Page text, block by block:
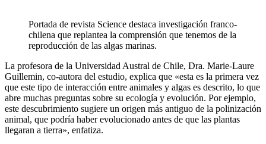
Portada de revista Science destaca investigación franco-
chilena que replantea la comprensión que tenemos de la
reproducción de las algas marinas.
La profesora de la Universidad Austral de Chile, Dra. Marie-Laure
Guillemin, co-autora del estudio, explica que «esta es la primera vez
que este tipo de interacción entre animales y algas es descrito, lo que
abre muchas preguntas sobre su ecología y evolución. Por ejemplo,
este descubrimiento sugiere un origen más antiguo de la polinización
animal, que podría haber evolucionado antes de que las plantas
llegaran a tierra», enfatiza.